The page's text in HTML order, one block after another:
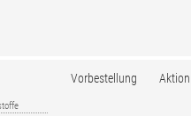
Vorbestellung Aktion